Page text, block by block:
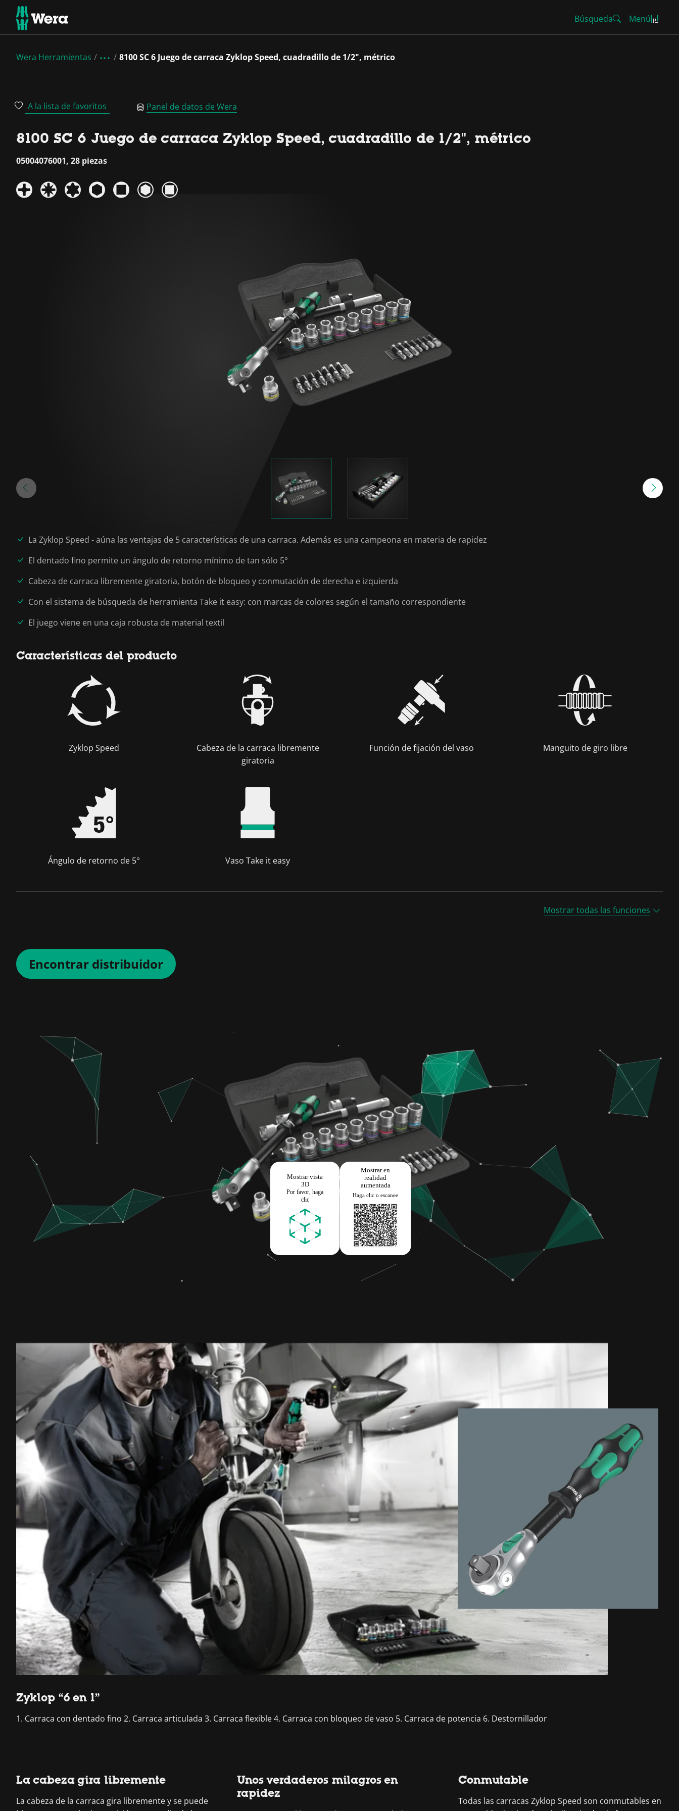
Búsqueda Menú
Wera Herramientas 8100 SC 6 Juego de carraca Zyklop Speed, cuadradillo de 1/2", métrico
A la lista de favoritos Panel de datos de Wera
8100 SC 6 Juego de carraca Zyklop Speed, cuadradillo de 1/2", métrico
05004076001, 28 piezas
La Zyklop Speed - aúna las ventajas de 5 características de una carraca. Además es una campeona en materia de rapidez
El dentado fino permite un ángulo de retorno mínimo de tan sólo 5°
Cabeza de carraca libremente giratoria, botón de bloqueo y conmutación de derecha e izquierda
Con el sistema de búsqueda de herramienta Take it easy: con marcas de colores según el tamaño correspondiente
El juego viene en una caja robusta de material textil
Características del producto
Zyklop Speed
Cabeza de la carraca libremente
giratoria
Función de fijación del vaso Manguito de giro libre
Ángulo de retorno de 5° Vaso Take it easy
Mostrar todas las funciones
Encontrar distribuidor
Zyklop “6 en 1”
1. Carraca con dentado fino 2. Carraca articulada 3. Carraca flexible 4. Carraca con bloqueo de vaso 5. Carraca de potencia 6. Destornillador
La cabeza gira libremente
La cabeza de la carraca gira libremente y se puede
Unos verdaderos milagros en
rapidez
Conmutable
Todas las carracas Zyklop Speed son conmutables en